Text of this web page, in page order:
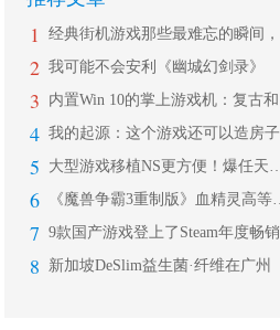
1
2 我可能不会安利《幽城幻剑录》
3 内置Win 10的掌上游戏机：复古和
4
5
6
7 9款国产游戏登上了Steam年度畅销
8 新加坡DeSlim益生菌·纤维在广州